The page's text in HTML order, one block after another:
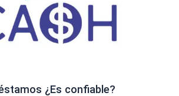
¿Es confiable?